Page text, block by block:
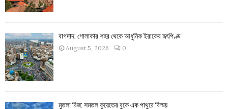
বাগদাদ: গোলাকার শহর থেকে আধুনিক ইরাকের হৃৎপিণ্ড
August 5, 2026 0
মুতলা রিজ: সমতল কুয়েতের বুকে এক পাথুরে বিস্ময়